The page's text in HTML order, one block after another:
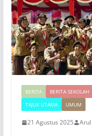
BERITA BERITA SEKOLAH
TAJUK UTAMA
UMUM
21 Agustus 2025 Arul